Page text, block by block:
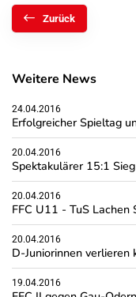
Zurück
Weitere News
24.04.2016
Erfolgreicher Spieltag
20.04.2016
Spektakulärer 15:1
20.04.2016
FFC U11 - TuS Lachen
20.04.2016
D-Juniorinnen verlieren
19.04.2016